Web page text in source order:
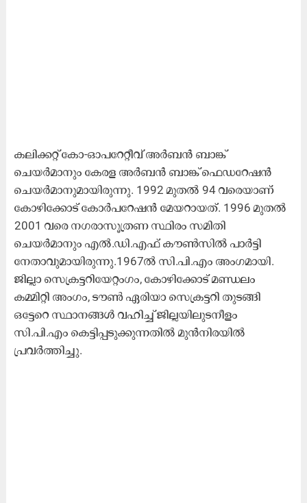
കലിക്കറ്റ്‌ കോ-ഓപറേറ്റീവ്‌ അർബൻ ബാങ്ക്
ചെയർമാനും കേരള അർബൻ ബാങ്ക്‌ ഫെഡറേഷൻ
ചെയർമാനുമായിരുന്നു. 1992 മുതൽ 94 വരെയാണ്
കോഴിക്കോട്‌ കോർപറേഷൻ മേയറായത്. 1996 മുതൽ
2001 വരെ നഗരാസൂത്രണ സ്ഥിരം സമിതി
ചെയർമാനും എൽ.ഡി.എഫ്‌ കൗൺസിൽ പാർട്ടി
നേതാവുമായിരുന്നു.1967ൽ സി.പി.എം അംഗമായി.
ജില്ലാ സെക്രട്ടറിയേറ്റംഗം, കോഴിക്കോട്‌ മണ്ഡലം
കമ്മിറ്റി അംഗം, ടൗൺ ഏരിയാ സെക്രട്ടറി തുടങ്ങി
ഒട്ടേറെ സ്ഥാനങ്ങൾ വഹിച്ച്‌ ജില്ലയിലുടനീളം
സി.പി.എം കെട്ടിപ്പടുക്കുന്നതിൽ മുൻനിരയിൽ
പ്രവർത്തിച്ചു.